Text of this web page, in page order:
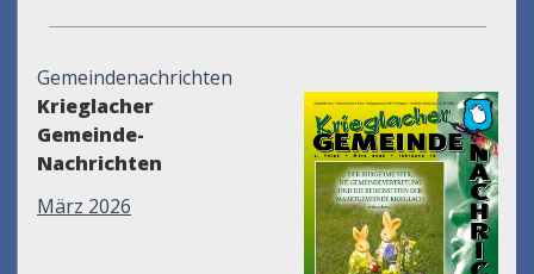
Gemeindenachrichten
Krieglacher
Gemeinde-
Nachrichten
März 2026